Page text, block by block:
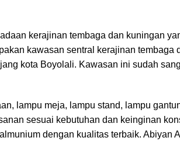
kerajinan tembaga dan kuningan
kawasan sentral kerajinan tembaga
kota Boyolali. Kawasan ini sudah
lampu meja, lampu stand, lampu
sesuai kebutuhan dan keinginan
dengan kualitas terbaik. Abiyan